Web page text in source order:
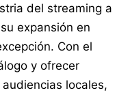
del streaming a
expansión en
Con el
y ofrecer
locales,